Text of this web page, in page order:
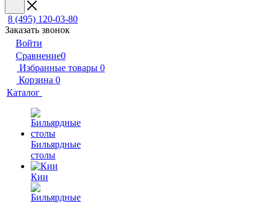
8 (495) 120-03-80
Заказать звонок
Войти
Сравнение0
Избранные товары 0
Корзина 0
Каталог
Бильярдные
столы
Кии